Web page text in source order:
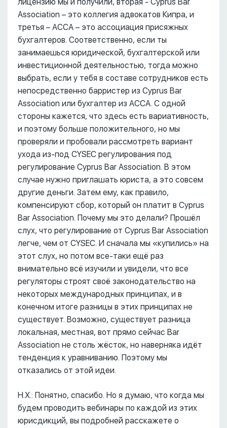
Association – это коллегия адвокатов Кипра, и
третья – АССА – это ассоциация присяжных
бухгалтеров. Соответственно, если ты
занимаешься юридической, бухгалтерской или
инвестиционной деятельностью, тогда можно
выбрать, если у тебя в составе сотрудников есть
непосредственно барристер из Cyprus Bar
Association или бухгалтер из ACCA. С одной
стороны кажется, что здесь есть вариативность,
и поэтому больше положительного, но мы
проверяли и пробовали рассмотреть вариант
ухода из-под CYSEC регулирования под
регулирование Cyprus Bar Association. В этом
случае нужно приглашать юриста, а это совсем
другие деньги. Затем ему, как правило,
компенсируют сбор, который он платит в Cyprus
Bar Association. Почему мы это делали? Прошёл
слух, что регулирование от Cyprus Bar Association
легче, чем от CYSEC. И сначала мы «купились» на
этот слух, но потом все-таки ещё раз
внимательно всё изучили и увидели, что все
регуляторы строят своё законодательство на
некоторых международных принципах, и в
конечном итоге разницы в этих принципах не
существует. Возможно, существует разница
локальная, местная, вот прямо сейчас Bar
Association не столь жёсток, но наверняка идёт
тенденция к уравниванию. Поэтому мы
отказались от этой идеи.
Н.Х.: Понятно, спасибо. Но я думаю, что когда мы
будем проводить вебинары по каждой из этих
юрисдикций, вы подробней расскажете о